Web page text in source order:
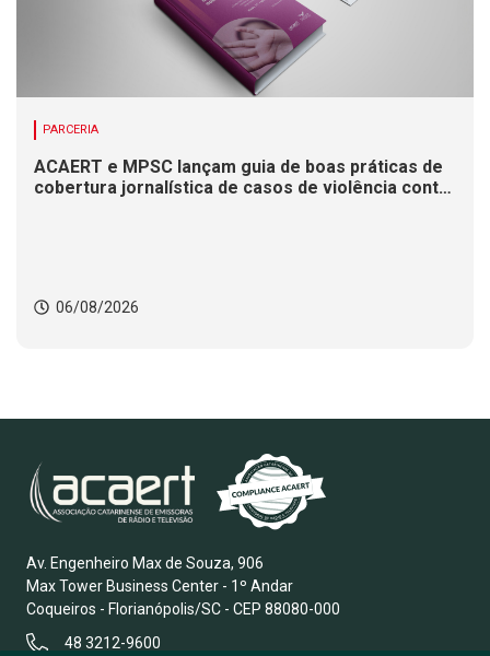
PARCERIA
ACAERT e MPSC lançam guia de boas práticas de
cobertura jornalística de casos de violência contra
06/08/2026
Av. Engenheiro Max de Souza, 906
Max Tower Business Center - 1º Andar
Coqueiros - Florianópolis/SC - CEP 88080-000
48 3212-9600